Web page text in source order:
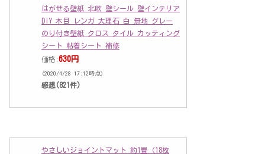
はがせる壁紙 北欧 壁シール 壁インテリア
DIY 木目 レンガ 大理石 白 無地 グレー
のり付き壁紙 クロス タイル カッティング
シート 粘着シート 補修
価格:630円
(2020/4/28 17:12時点)
感想(821件)
やさしいジョイントマット 約1畳（18枚